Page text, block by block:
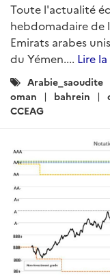
Toute l'actualité
hebdomadaire de
Emirats arabes
du Yémen.... Lire
Catégories
:
Arabie_saoudite
oman
bahrein
CCEAG